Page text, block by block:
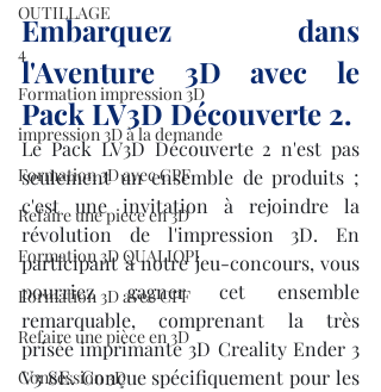
OUTILLAGE
4
Formation impression 3D
impression 3D à la demande
Formation 3D avec CPF
Refaire une piece en 3D
Formation 3D QUALIOPI
Formation 3D avec CPF
Refaire une pièce en 3D
Concession 3D
Embarquez dans
l'Aventure 3D avec le
Pack LV3D Découverte 2.
Le Pack LV3D Découverte 2 n'est pas
seulement un ensemble de produits ;
c'est une invitation à rejoindre la
révolution de l'impression 3D. En
participant à notre jeu-concours, vous
pourriez gagner cet ensemble
remarquable, comprenant la très
prisée imprimante 3D Creality Ender 3
V3 SE. Conçue spécifiquement pour les